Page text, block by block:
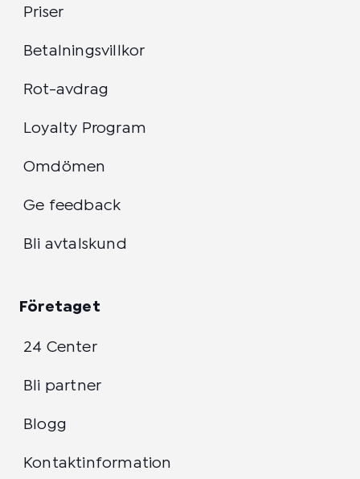
Priser
Betalningsvillkor
Rot-avdrag
Loyalty Program
Omdömen
Ge feedback
Bli avtalskund
Företaget
24 Center
Bli partner
Blogg
Kontaktinformation